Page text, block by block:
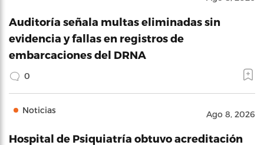
Auditoría señala multas eliminadas sin
evidencia y fallas en registros de
embarcaciones del DRNA
0
Noticias Ago 8, 2026
Hospital de Psiquiatría obtuvo acreditación